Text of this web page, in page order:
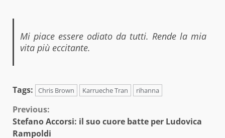
Mi piace essere odiato da tutti. Rende la mia
vita più eccitante.
Tags: Chris Brown Karrueche Tran rihanna
Continue
Reading
Previous:
Stefano Accorsi: il suo cuore batte per Ludovica
Rampoldi